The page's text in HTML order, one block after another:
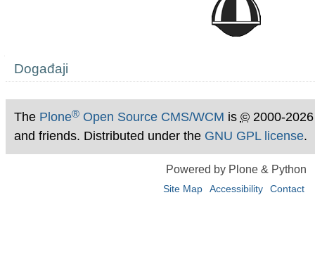
Događaji
The Plone®Open Source CMS/WCM is ©2000-
and friends. Distributed under the GNU GPL license.
Powered by Plone & Python
Site Map Accessibility Contact